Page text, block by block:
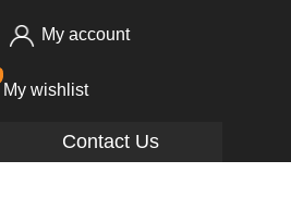
My account
My wishlist
Contact Us